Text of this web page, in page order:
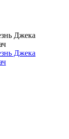
Джека
Джека